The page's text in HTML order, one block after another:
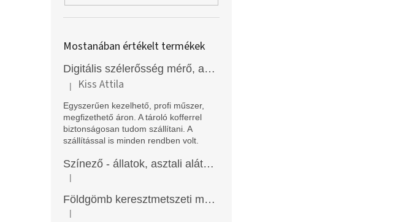
Mostanában értékelt termékek
Digitális szélerősség mérő, anemométer, EM2250
A termék értékelése 5-ből 5 csillag.
| Kiss Attila
Egyszerűen kezelhető, profi műszer,
megfizethető áron. A tároló kofferrel
biztonságosan tudom szállítani. A
szállítással is minden rendben volt.
Színező - állatok, asztali alátét, Funny Mat
A termék értékelése 5-ből 5 csillag.
|
Földgömb keresztmetszeti modell
A termék értékelése 5-ből 5 csillag.
|